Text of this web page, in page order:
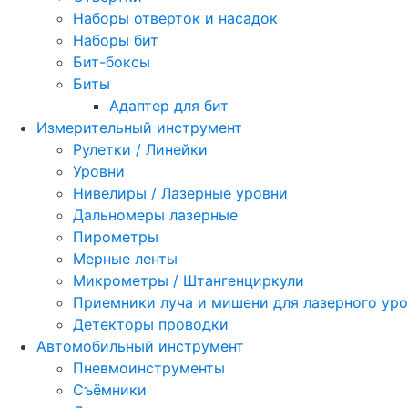
Наборы отверток и насадок
Наборы бит
Бит-боксы
Биты
Адаптер для бит
Измерительный инструмент
Рулетки / Линейки
Уровни
Нивелиры / Лазерные уровни
Дальномеры лазерные
Пирометры
Мерные ленты
Микрометры / Штангенциркули
Приемники луча и мишени для лазерного
Детекторы проводки
Автомобильный инструмент
Пневмоинструменты
Съёмники